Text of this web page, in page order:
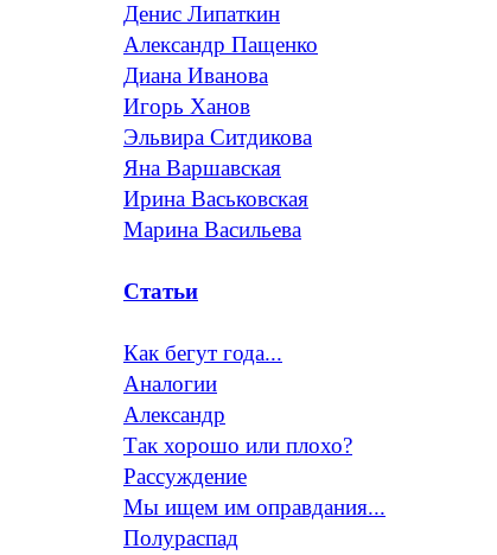
Денис Липаткин
Александр Пащенко
Диана Иванова
Игорь Ханов
Эльвира Ситдикова
Яна Варшавская
Ирина Васьковская
Марина Васильева
Статьи
Как бегут года...
Аналогии
Александр
Так хорошо или плохо?
Рассуждение
Мы ищем им оправдания...
Полураспад